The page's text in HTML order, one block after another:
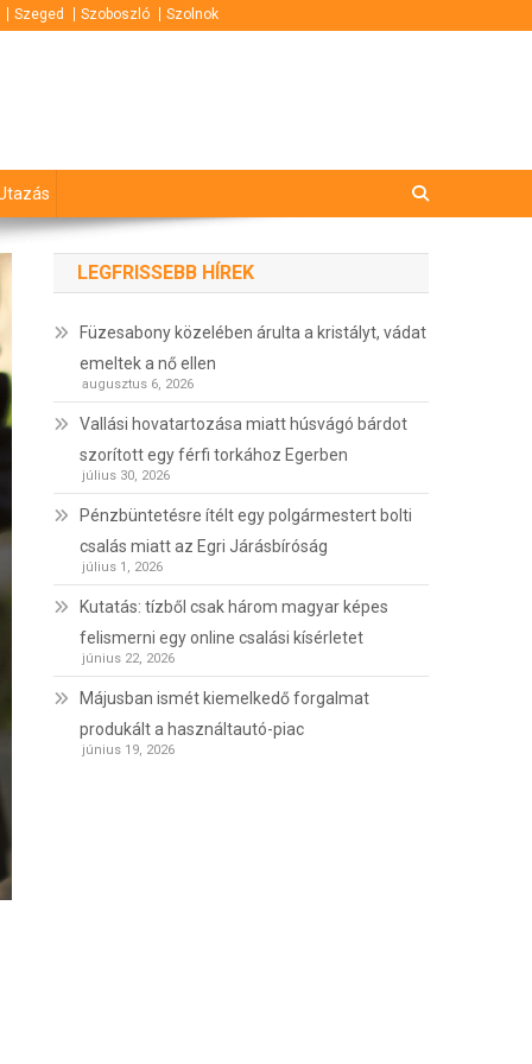
Szeged Szoboszló Szolnok
LEGFRISSEBB HÍREK
Füzesabony közelében árulta a kristályt, vádat
emeltek a nő ellen
augusztus 6, 2026
Vallási hovatartozása miatt húsvágó bárdot
szorított egy férfi torkához Egerben
július 30, 2026
Pénzbüntetésre ítélt egy polgármestert bolti
csalás miatt az Egri Járásbíróság
július 1, 2026
Kutatás: tízből csak három magyar képes
felismerni egy online csalási kísérletet
június 22, 2026
Májusban ismét kiemelkedő forgalmat
produkált a használtautó-piac
június 19, 2026